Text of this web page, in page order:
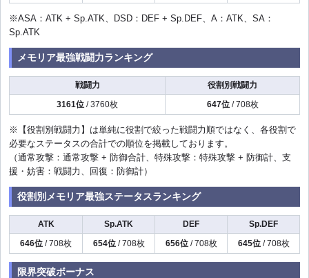
※ASA：ATK + Sp.ATK、DSD：DEF + Sp.DEF、A：ATK、SA：
Sp.ATK
メモリア最強戦闘力ランキング
戦闘力
役割別戦闘力
3161位 / 3760枚 647位/ 708枚
※【役割別戦闘力】は単純に役割で絞った戦闘力順ではなく、各役割で
必要なステータスの合計での順位を掲載しております。
（通常攻撃：通常攻撃 + 防御合計、特殊攻撃：特殊攻撃 + 防御計、支
援・妨害：戦闘力、回復：防御計）
役割別メモリア最強ステータスランキング
ATK Sp.ATK DEF
Sp.DEF
646位 / 708枚 654位/ 708枚 656位/ 708枚 645位/ 708枚
限界突破ボーナス